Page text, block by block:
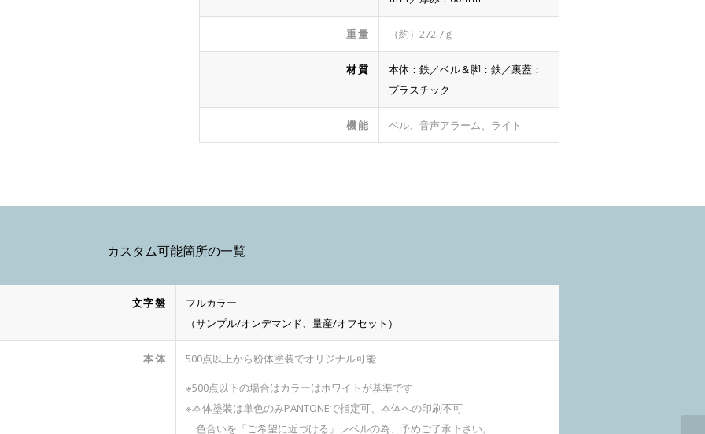
重量 （約）272.7ｇ
材質
本体：鉄／ベル＆脚：鉄／裏蓋：
プラスチック
機能 ベル、音声アラーム、ライト
カスタム可能箇所の一覧
文字盤
フルカラー
（サンプル/オンデマンド、量産/オフセット）
本体 500点以上から粉体塗装でオリジナル可能
※500点以下の場合はカラーはホワイトが基準です
※本体塗装は単色のみPANTONEで指定可、本体への印刷不可
色合いを「ご希望に近づける」レベルの為、予めご了承下さい。